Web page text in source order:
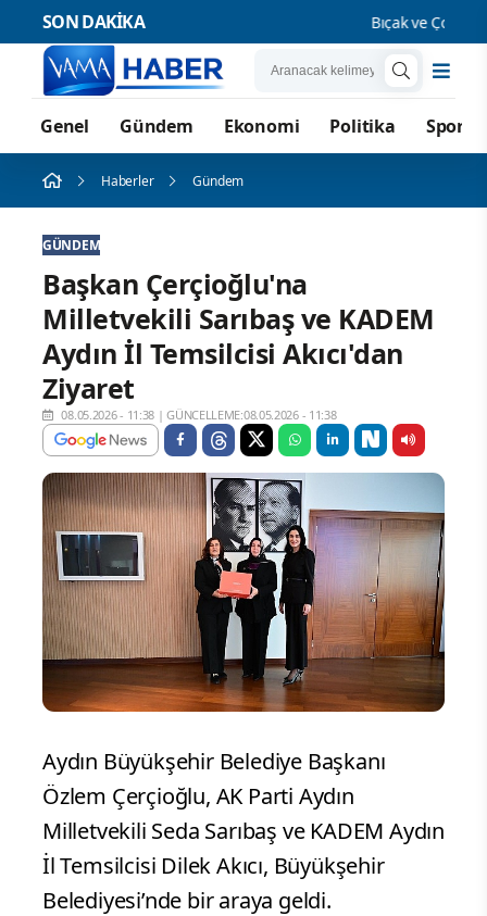
SON DAKİKA Bıçak ve Çocuk
Genel Gündem Ekonomi Politika Spor
Haberler Gündem
GÜNDEM
Başkan Çerçioğlu'na
Milletvekili Sarıbaş ve KADEM
Aydın İl Temsilcisi Akıcı'dan
Ziyaret
08.05.2026 - 11:38 |GÜNCELLEME:08.05.2026 - 11:38
Aydın Büyükşehir Belediye Başkanı
Özlem Çerçioğlu, AK Parti Aydın
Milletvekili Seda Sarıbaş ve KADEM Aydın
İl Temsilcisi Dilek Akıcı, Büyükşehir
Belediyesi’nde bir araya geldi.